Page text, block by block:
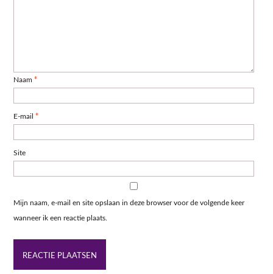
Naam*
E-mail*
Site
Mijn naam, e-mail en site opslaan in deze browser voor de volgende keer
wanneer ik een reactie plaats.